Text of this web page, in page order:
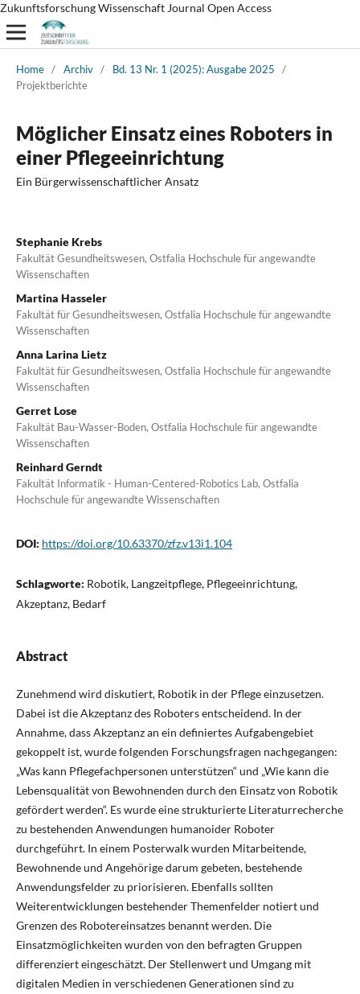
Zukunftsforschung Wissenschaft Journal Open Access
Home / Archiv / Bd. 13 Nr. 1 (2025): Ausgabe 2025
/
Projektberichte
Möglicher Einsatz eines Roboters in
einer Pflegeeinrichtung
Ein Bürgerwissenschaftlicher Ansatz
Stephanie Krebs
Fakultät Gesundheitswesen, Ostfalia Hochschule für angewandte
Wissenschaften
Martina Hasseler
Fakultät für Gesundheitswesen, Ostfalia Hochschule für angewandte
Wissenschaften
Anna Larina Lietz
Fakultät für Gesundheitswesen, Ostfalia Hochschule für angewandte
Wissenschaften
Gerret Lose
Fakultät Bau-Wasser-Boden, Ostfalia Hochschule für angewandte
Wissenschaften
Reinhard Gerndt
Fakultät Informatik - Human-Centered-Robotics Lab, Ostfalia
Hochschule für angewandte Wissenschaften
DOI: https://doi.org/10.63370/zfz.v13i1.104
Schlagworte: Robotik, Langzeitpflege, Pflegeeinrichtung,
Akzeptanz, Bedarf
Abstract
Zunehmend wird diskutiert, Robotik in der Pflege einzusetzen.
Dabei ist die Akzeptanz des Roboters entscheidend. In der
Annahme, dass Akzeptanz an ein definiertes Aufgabengebiet
gekoppelt ist, wurde folgenden Forschungsfragen nachgegangen:
„Was kann Pflegefachpersonen unterstützen“ und „Wie kann die
Lebensqualität von Bewohnenden durch den Einsatz von Robotik
gefördert werden“. Es wurde eine strukturierte Literaturrecherche
zu bestehenden Anwendungen humanoider Roboter
durchgeführt. In einem Posterwalk wurden Mitarbeitende,
Bewohnende und Angehörige darum gebeten, bestehende
Anwendungsfelder zu priorisieren. Ebenfalls sollten
Weiterentwicklungen bestehender Themenfelder notiert und
Grenzen des Robotereinsatzes benannt werden. Die
Einsatzmöglichkeiten wurden von den befragten Gruppen
differenziert eingeschätzt. Der Stellenwert und Umgang mit
digitalen Medien in verschiedenen Generationen sind zu